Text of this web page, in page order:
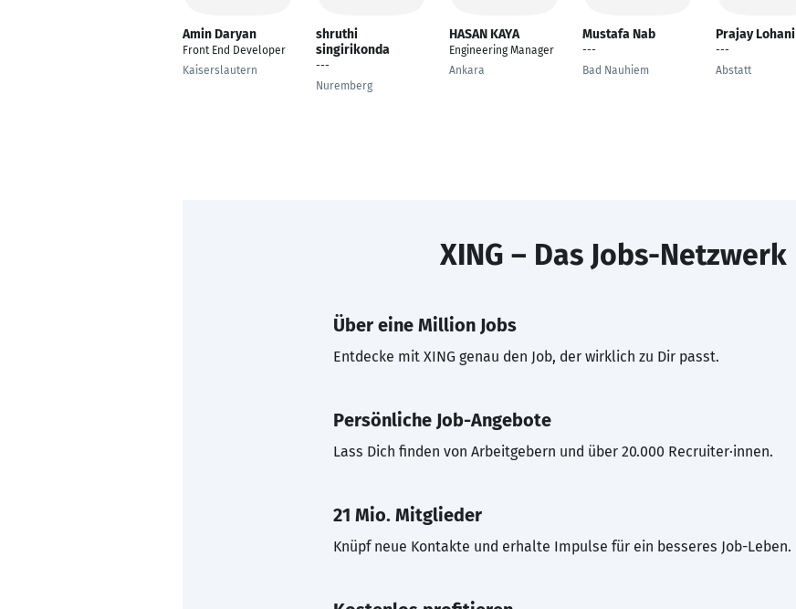
Amin Daryan
Front End Developer
Kaiserslautern
shruthi
singirikonda
---
Nuremberg
HASAN KAYA
Engineering Manager
Ankara
Mustafa Nab
---
Bad Nauhiem
Prajay Lohani
---
Abstatt
XING – Das Jobs-Netzwerk
Über eine Million Jobs
Entdecke mit XING genau den Job, der wirklich zu Dir passt.
Persönliche Job-Angebote
Lass Dich finden von Arbeitgebern und über 20.000 Recruiter·innen.
21 Mio. Mitglieder
Knüpf neue Kontakte und erhalte Impulse für ein besseres Job-Leben.